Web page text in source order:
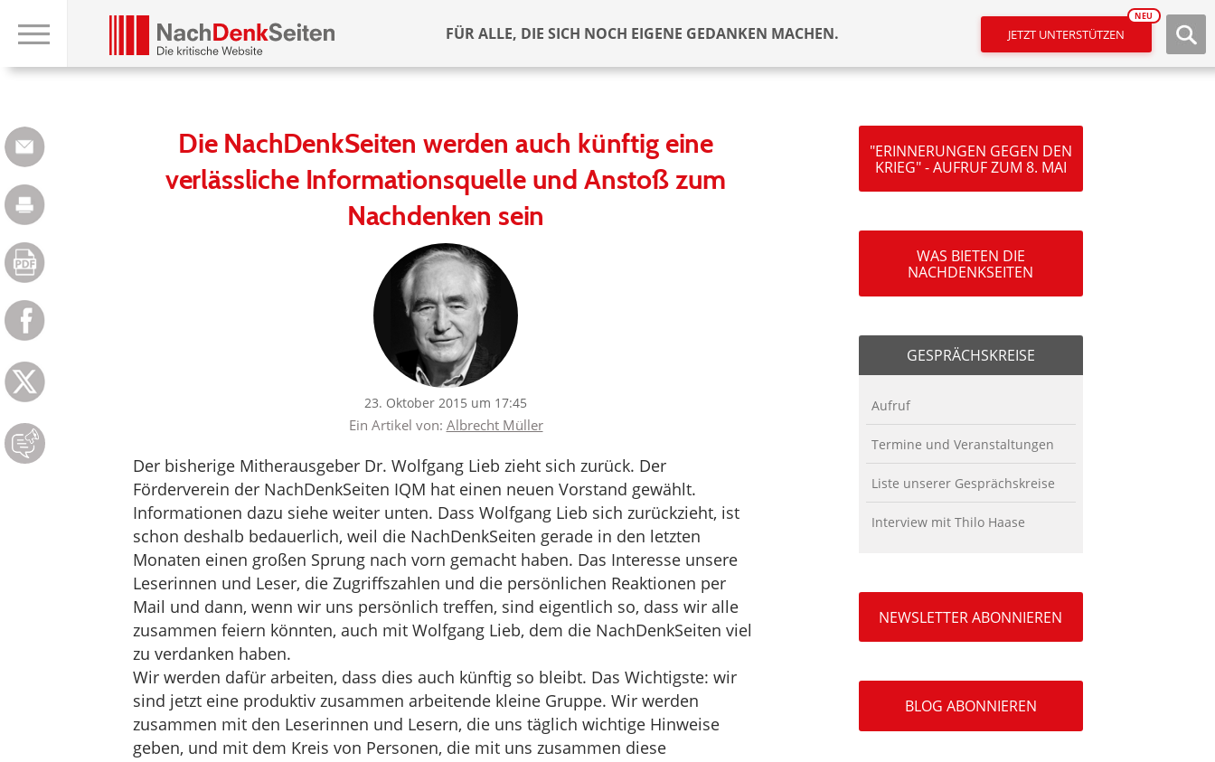
FÜR ALLE, DIE SICH NOCH EIGENE GEDANKEN MACHEN. JETZT UNTERSTÜTZEN
NEU
Die NachDenkSeiten werden auch künftig eine
verlässliche Informationsquelle und Anstoß zum
Nachdenken sein
23. Oktober 2015 um 17:45
Ein Artikel von: Albrecht Müller
Der bisherige Mitherausgeber Dr. Wolfgang Lieb zieht sich zurück. Der
Förderverein der NachDenkSeiten IQM hat einen neuen Vorstand gewählt.
Informationen dazu siehe weiter unten. Dass Wolfgang Lieb sich zurückzieht, ist
schon deshalb bedauerlich, weil die NachDenkSeiten gerade in den letzten
Monaten einen großen Sprung nach vorn gemacht haben. Das Interesse unsere
Leserinnen und Leser, die Zugriffszahlen und die persönlichen Reaktionen per
Mail und dann, wenn wir uns persönlich treffen, sind eigentlich so, dass wir alle
zusammen feiern könnten, auch mit Wolfgang Lieb, dem die NachDenkSeiten viel
zu verdanken haben.
Wir werden dafür arbeiten, dass dies auch künftig so bleibt. Das Wichtigste: wir
sind jetzt eine produktiv zusammen arbeitende kleine Gruppe. Wir werden
zusammen mit den Leserinnen und Lesern, die uns täglich wichtige Hinweise
geben, und mit dem Kreis von Personen, die mit uns zusammen diese
"ERINNERUNGEN GEGEN DEN
KRIEG" - AUFRUF ZUM 8. MAI
WAS BIETEN DIE
NACHDENKSEITEN
GESPRÄCHSKREISE
Aufruf
Termine und Veranstaltungen
Liste unserer Gesprächskreise
Interview mit Thilo Haase
NEWSLETTER ABONNIEREN
BLOG ABONNIEREN